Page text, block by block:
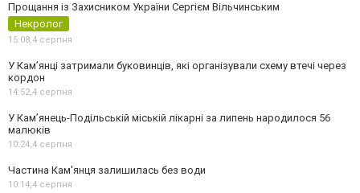
Прощання із Захисником України Сергієм Вільчинським
Некролог
15:08,4 серпня
У Кам’янці затримали буковинців, які організували схему втечі через
кордон
14:52,4 серпня
У Кам’янець-Подільській міській лікарні за липень народилося 56
малюків
10:24,4 серпня
Частина Кам'янця залишилась без води
10:14,4 серпня